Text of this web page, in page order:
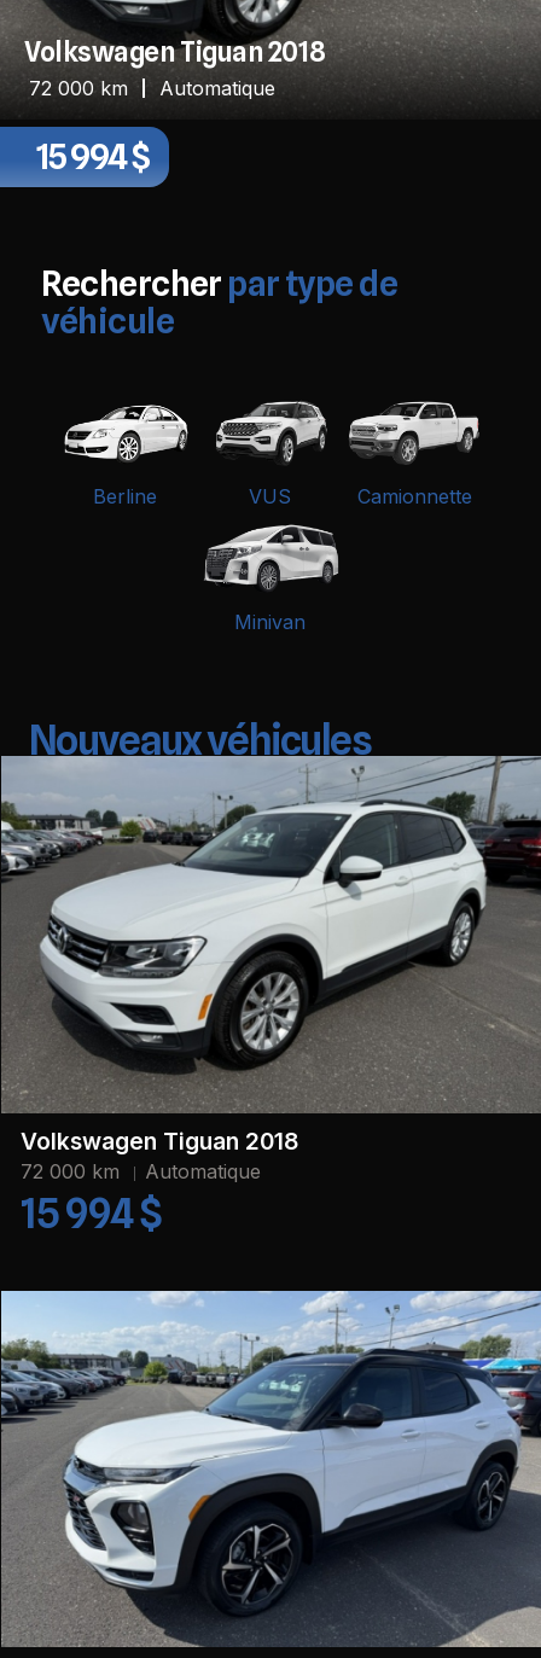
Volkswagen Tiguan 2018
72 000 km Automatique
15 994 $
Rechercher par type de
véhicule
Berline VUS Camionnette
Minivan
Nouveaux véhicules
Volkswagen Tiguan 2018
72 000 km Automatique
15 994 $